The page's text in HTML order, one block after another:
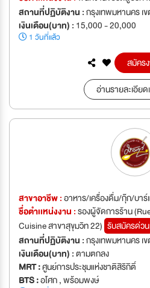
สถานที่ปฏิบัติงาน :กรุงเทพมหานคร เ
เงินเดือน(บาท) : 15,000 - 20,000
1 วันที่แล้ว
สมัคร
อ่านรายละเอีย
สาขาอาชีพ :อาหาร/เครื่องดื่ม/กุ๊ก/บา
ชื่อตำเเหน่งงาน :รองผู้จัดการร้าน
Cuisine สาขาสุขุมวิท 22) รับสมัครด่วน
สถานที่ปฏิบัติงาน :กรุงเทพมหานคร เ
เงินเดือน(บาท) :ตามตกลง
MRT :ศูนย์การประชุมแห่งชาติสิริกิติ์
BTS :อโศก , พร้อมพงษ์